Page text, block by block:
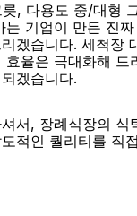
, 다용도 중/대형
는 기업이 만든 진
겠습니다. 세척장
효율은 극대화해 드
겠습니다.
서, 장례식장의 식
적인 퀄리티를 직